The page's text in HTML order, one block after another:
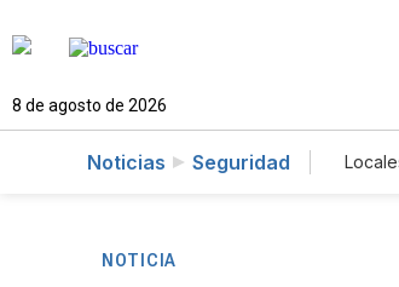
8 de agosto de 2026
Noticias Seguridad
NOTICIA